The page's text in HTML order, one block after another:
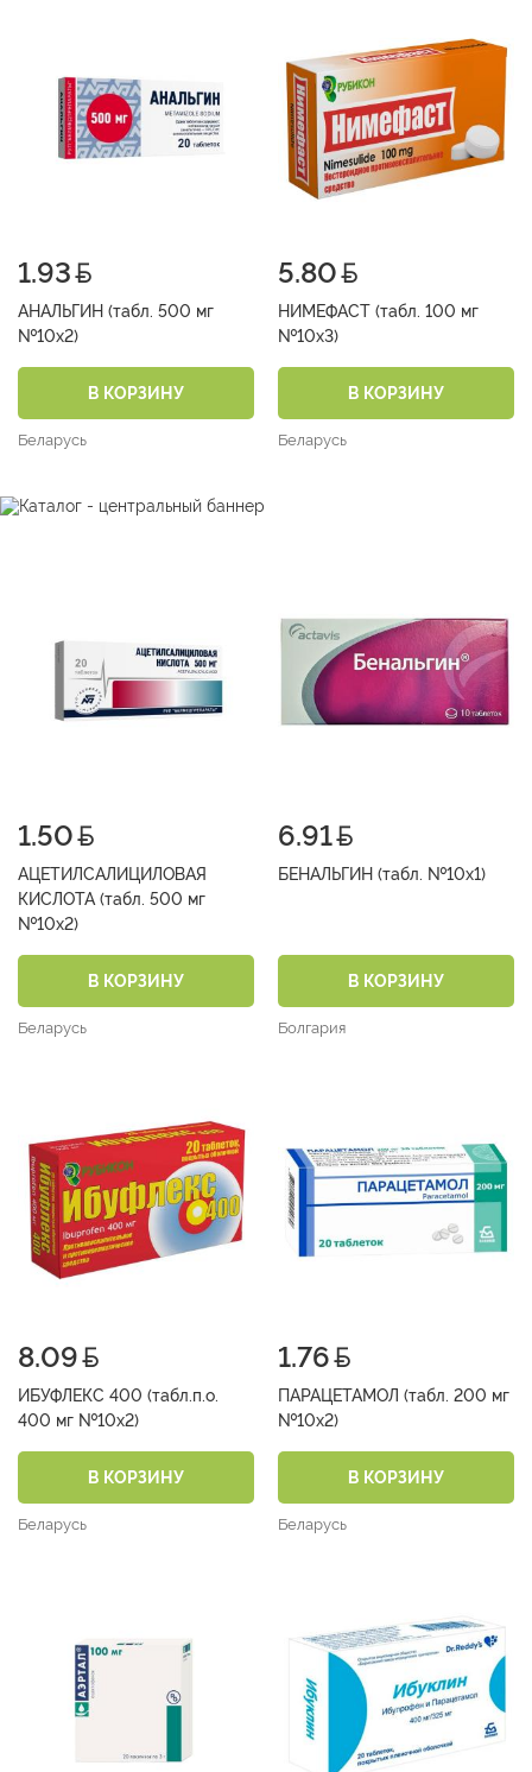
1.93
АНАЛЬГИН (табл. 500 мг
№10х2)
В КОРЗИНУ
Беларусь
5.80
НИМЕФАСТ (табл. 100 мг
№10х3)
В КОРЗИНУ
Беларусь
1.50
АЦЕТИЛСАЛИЦИЛОВАЯ
КИСЛОТА (табл. 500 мг
№10х2)
В КОРЗИНУ
Беларусь
6.91
БЕНАЛЬГИН (табл. №10х1)
В КОРЗИНУ
Болгария
8.09
ИБУФЛЕКС 400 (табл.п.о.
400 мг №10х2)
В КОРЗИНУ
Беларусь
1.76
ПАРАЦЕТАМОЛ (табл. 200 мг
№10х2)
В КОРЗИНУ
Беларусь